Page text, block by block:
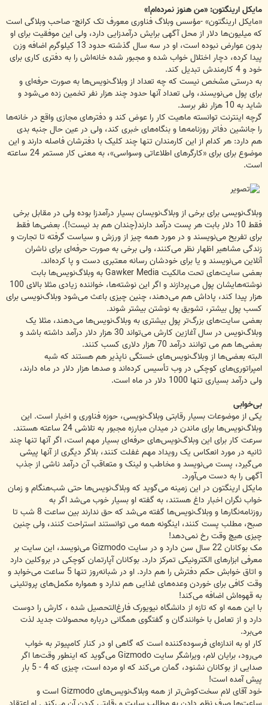
مایکل ارینگتون: «من هنوز نمرده‌ام!»
«مایکل ارینگتون» -مؤسس وبلاگ فناوری معورف تک کرانچ- صاحب وبلاگی است
که میلیون‌ها دلار از محل آگهی برایش درآمدزایی دارد، ولی این موفقیت برای او
بدون عوارض نبوده است، او در سه سال گذشته حدود 13 کیلوگرم اضافه وزن
پیدا کرده، دچار اختلال خواب شده و مجبور شده خانه‌اش را به دفتری کاری برای
خود و 4 کارمندش تبدیل کند.
به درستی مشخص نیست که چه تعداد از وبلاگ‌نویس‌ها به صورت حرفه‌ای و
برای پول می‌نویسند، ولی تعداد آنها حدود چند هزار نفر تخمین زده می‌شود و
شاید به 10 هزار نفر برسد.
گرچه اینترنت توانسته ماهیت کار را عوض کند و دفترهای مجازی واقع در خانه‌ها
را جانشین دفاتر روزنامه‌ها و بنگاه‌های خبری کند، ولی در عین حال جنبه بدی
هم دارد: هر کدام از این کارمندان تنها چند کلیک با دفترشان فاصله دارند و این
موضوع برای برای «کارگرهای اطلاعاتی وسواسی»، به معنی کار مستمر 24 ساعته
است.
وبلاگ‌نویسی برای برخی از وبلاگ‌نویسان بسیار درآمدزا بوده ولی در مقابل برخی
فقط 10 دلار بابت هر پست درآمد دارند(چندان هم بد نیست!). بعضی‌ها فقط
برای تفریح می‌نویسند و در مورد همه چیز از ورزش و سیاست گرفته تا تجارت و
زندگی مشاهیر اظهار نظر می‌کنند، ولی برخی ‌به صورت حرفه‌ای برای ناشران
آنلاین می‌نویسند و یا برای خودشان رسانه معتبری دست و پا کرده‌اند.
بعضی سایت‌های تحت مالکیت Gawker Media به وبلاگ‌نویس‌ها بابت
نوشته‌هایشان پول می‌پردازند و اگر این نوشته‌ها، خواننده زیادی مثلا بالای 100
هزار پیدا کند، پاداش هم می‌دهند، چنین چیزی باعث می‌شود وبلاگ‌نویسی برای
کسب پول بیشتر، تشویق به نوشتن بیشتر شوند.
بعضی سایت‌های بزرگ‌تر پول بیشتری به وبلاگ‌نویس‌ها می‌دهند، مثلا یک
وبلاگ‌نویس در سال آغازین کارش می‌تواند 30 هزار دلار درآمد داشته باشد و
بعضی‌ها هم می توانند درآمد 70 هزار دلاری کسب کنند.
البته بعضی‌ها از وبلاگ‌نویس‌های خستگی ناپذیر هم هستند که شبه
امپراتوری‌های کوچکی در وب تأسیس کرده‌اند و صدها هزار دلار در ماه دارند،
ولی درآمد بسیاری تنها 1000 دلار در ماه است.
بی‌خوابی
یکی از موضوعات بسیار رقابتی وبلاگ‌نویسی، حوزه فناوری و اخبار است. این
وبلاگ‌نویس‌ها برای ماندن در میدان مبارزه مجبور به تلاشی 24 ساعته هستند.
سرعت کار برای این وبلاگ‌نویس‌های حرفه‌ای بسیار مهم است، اگر آنها تنها چند
ثانیه در مورد انعکاس یک رویداد مهم غفلت کنند، بلاگر دیگری از آنها پیشی
می‌گیرد، پست می‌نویسد و مخاطب و لینک و متعاقب آن درآمد ناشی از جذب
آگهی را به دست می‌آورد.
مایکل ارینگتون در این زمینه می‌گوید که وبلاگ‌نویس‌ها حتی شب‌هنگام و زمان
خواب نگران اخبار داغ هستند، به گفته او بسیار خوب می‌شد اگر به
روزنامه‌نگارها و وبلاگ‌نویس‌ها گفته می‌شد که حق ندارند بین ساعت 8 شب تا
صبح، مطلب پست کنند، اینگونه همه می توانستند استراحت کنند، ولی چنین
چیزی هیچ وقت رخ نمی‌دهد!
مک بوکانان 22 سال سن دارد و در سایت Gizmodo می‌نویسد، این سایت بر
معرفی ابزارهای الکترونیکی تمرکز دارد. بوکانان آپارتمان کوچکی در بروکلین دارد
و اتاق خوابش حکم دفترش را هم دارد. او در شبانه‌روز تنها 5 ساعت می‌خوابد و
وقت کافی برای خوردن وعده‌های غذایی هم ندارد و همواره مکمل‌های پروتئینی
به قهوه‌اش اضافه می‌کند!
با این همه او که تازه از دانشگاه نیویورک فارغ‌التحصیل شده ، کارش را دوست
دارد و از تعامل با خوانندگان و گفتگوی همگانی درباره محصولات جدید لذت
می‌برد.
کار او به اندازه‌ای فرسوده‌کننده است که گاهی او در کنار کامپیوتر به خواب
می‌رود، برایان لام، ویراشگر سایت Gizmodo می‌گوید که اینطور وقت‌ها اگر
صدایی از بوکانان نشنود، گمان می‌کند که او مرده است، چیزی که 4 - 5 بار
پیش آمده است!
خود آقای لام سخت‌کوش‌تر از همه وبلاگ‌نویس‌های Gizmodo است و